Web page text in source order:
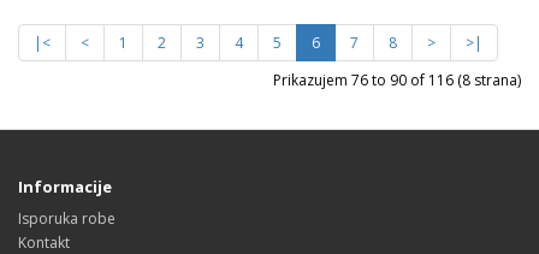
|< < 1 2 3 4 5 6 7 8 >
>|
Prikazujem 76 to 90 of 116 (8 strana)
Informacije
Isporuka robe
Kontakt